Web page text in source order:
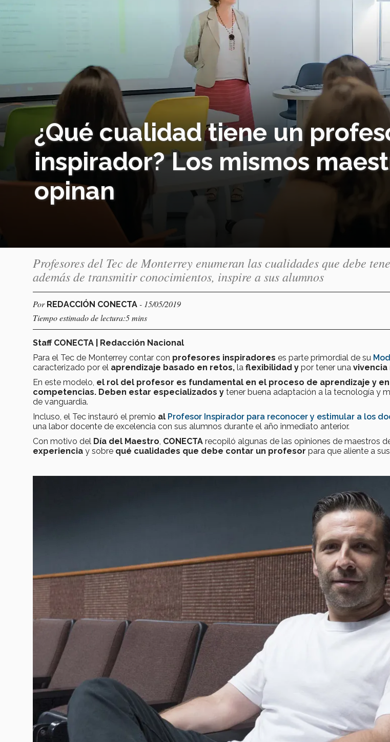
¿Qué cualidad tiene un
inspirador? Los mismos
opinan
Profesores del Tec de Monterrey enumeran las cualidades que debe
además de transmitir conocimientos, inspire a sus alumnos
Por REDACCIÓN CONECTA - 15/05/2019
Tiempo estimado de lectura:5 mins
Staff CONECTA | Redacción Nacional
Para el Tec de Monterrey contar con profesores inspiradores es parte primordial de su
caracterizado por el aprendizaje basado en retos, la flexibilidad y por tener una
En este modelo, el rol del profesor es fundamental en el proceso de aprendizaje y
competencias. Deben estar especializados y tener buena adaptación a la tecnología y
de vanguardia.
Incluso, el Tec instauró el premio al Profesor Inspirador para reconocer y estimular a los
una labor docente de excelencia con sus alumnos durante el año inmediato anterior.
Con motivo del Día del Maestro CONECTA recopiló algunas de las opiniones de maestros
experiencia y sobre qué cualidades que debe contar un profesor para que aliente a